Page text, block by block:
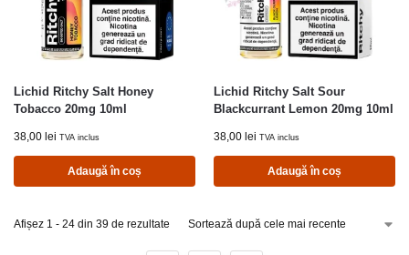
Lichid Ritchy Salt Honey
Tobacco 20mg 10ml
38,00 lei TVA inclus
Adaugă în coș
Lichid Ritchy Salt Sour
Blackcurrant Lemon 20mg 10ml
38,00 lei TVA inclus
Adaugă în coș
Afișez 1 - 24 din 39 de rezultate